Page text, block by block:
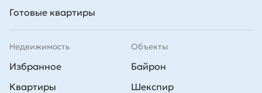
Готовые квартиры
Недвижимость
Избранное
Квартиры
Объекты
Байрон
Шекспир